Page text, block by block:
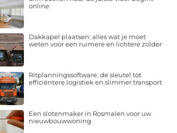
online
Dakkapel plaatsen: alles wat je moet
weten voor een ruimere en lichtere zolder
Ritplanningssoftware: de sleutel tot
efficiëntere logistiek en slimmer transport
Een slotenmaker in Rosmalen voor uw
nieuwbouwwoning